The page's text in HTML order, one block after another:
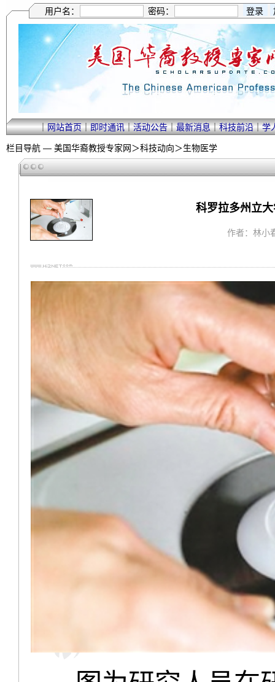
用户名： 密码：
｜网站首页｜即时通讯｜活动公告｜最新消息｜科技前沿｜学
栏目导航 — 美国华裔教授专家网＞科技动向＞生物医学
科罗拉多州立
作者：林小